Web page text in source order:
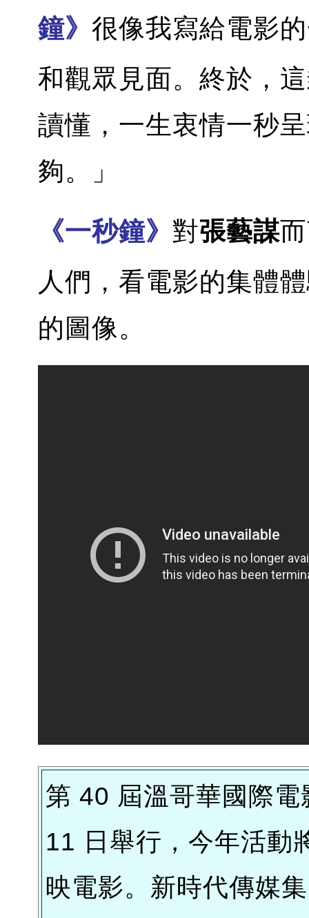
鐘》 很像我寫給電影
和觀眾見面。終於，
讀懂，一生衷情一秒
夠。」
《一秒鐘》 對張藝謀
人們，看電影的集體
的圖像。
第 40 屆溫哥華國際
11 日舉行，今年活動
映電影。新時代傳媒